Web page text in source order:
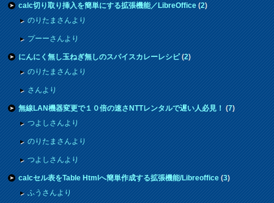
calc切り取り挿入を簡単にする拡張機能／LibreOffice(2)
のりたまさんより
プーーさんより
にんにく無し玉ねぎ無しのスパイスカレーレシピ(2)
のりたまさんより
さんより
無線LAN機器変更で１０倍の速さNTTレンタルで遅い人必見！(7)
つよしさんより
のりたまさんより
つよしさんより
calcセル表をTable Htmlへ簡単作成する拡張機能/Libreoffice(3)
ふうさんより